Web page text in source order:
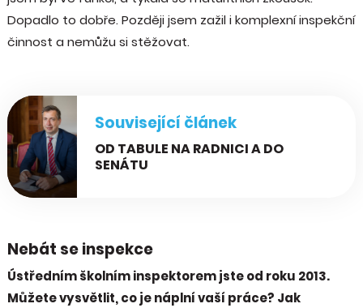
Dopadlo to dobře. Později jsem zažil i komplexní inspekční
činnost a nemůžu si stěžovat.
Související článek
OD TABULE NA RADNICI A DO
SENÁTU
Nebát se inspekce
Ústředním školním inspektorem jste od roku 2013.
Můžete vysvětlit, co je náplní vaší práce? Jak